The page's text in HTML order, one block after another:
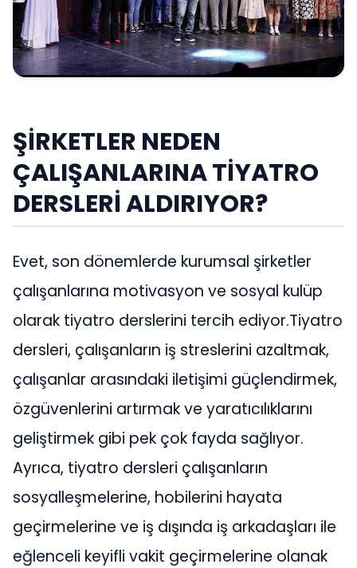
ŞİRKETLER NEDEN
ÇALIŞANLARINA TİYATRO
DERSLERİ ALDIRIYOR?
Evet, son dönemlerde kurumsal şirketler
çalışanlarına motivasyon ve sosyal kulüp
olarak tiyatro derslerini tercih ediyor.Tiyatro
dersleri, çalışanların iş streslerini azaltmak,
çalışanlar arasındaki iletişimi güçlendirmek,
özgüvenlerini artırmak ve yaratıcılıklarını
geliştirmek gibi pek çok fayda sağlıyor.
Ayrıca, tiyatro dersleri çalışanların
sosyalleşmelerine, hobilerini hayata
geçirmelerine ve iş dışında iş arkadaşları ile
eğlenceli keyifli vakit geçirmelerine olanak